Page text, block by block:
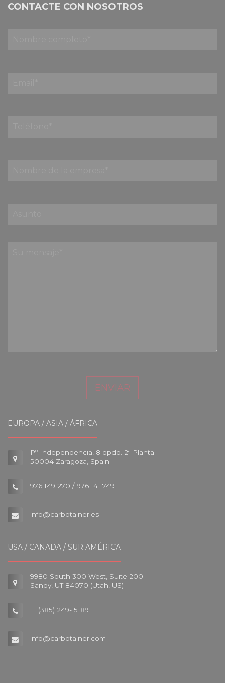
CONTACTE CON NOSOTROS
ENVIAR
EUROPA / ASIA / ÁFRICA
Pº Independencia, 8 dpdo. 2ª Planta
50004 Zaragoza, Spain
976 149 270 / 976 141 749
info@carbotainer.es
USA / CANADA / SUR AMÉRICA
9980 South 300 West, Suite 200
Sandy, UT 84070 (Utah, US)
+1 (385) 249- 5189
info@carbotainer.com